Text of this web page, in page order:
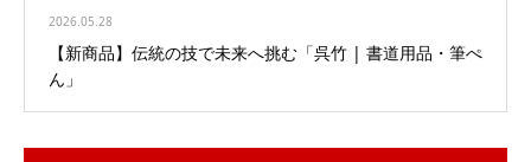
2026.05.28
【新商品】伝統の技で未来へ挑む「呉竹 | 書道用品・筆ぺ
ん」